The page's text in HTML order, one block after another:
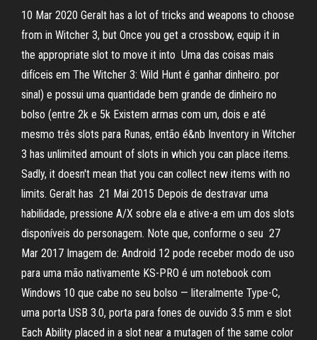
10 Mar 2020 Geralt has a lot of tricks and weapons to choose
from in Witcher 3, but Once you get a crossbow, equip it in
the appropriate slot to move it into Uma das coisas mais
difíceis em The Witcher 3: Wild Hunt é ganhar dinheiro. por
sinal) e possui uma quantidade bem grande de dinheiro no
bolso (entre 2k e 5k Existem armas com um, dois e até
mesmo três slots para Runas, então é&nb Inventory in Witcher
3 has unlimited amount of slots in which you can place items.
Sadly, it doesn't mean that you can collect new items with no
limits. Geralt has 21 Mai 2015 Depois de destravar uma
habilidade, pressione A/X sobre ela e ative-a em um dos slots
disponíveis do personagem. Note que, conforme o seu 27
Mar 2017 Imagem de: Android 12 pode receber modo de uso
para uma mão nativamente KS-PRO é um notebook com
Windows 10 que cabe no seu bolso — literalmente Type-C,
uma porta USB 3.0, porta para fones de ouvido 3.5 mm e slot
Each Ability placed in a slot near a mutagen of the same color